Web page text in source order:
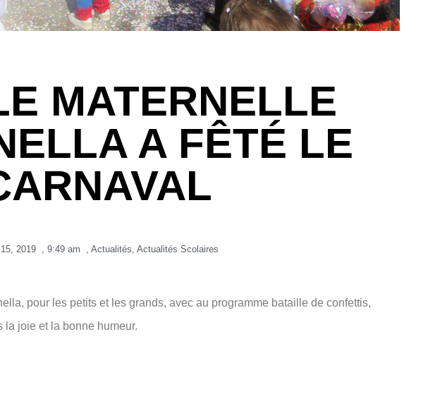
MATERNELLE
A FÊTÉ LE
2019 , 9:49 am , Actualités, Actualités Scolaires
pour les petits et les grands, avec au programme bataille de confettis,
la joie et la bonne humeur.